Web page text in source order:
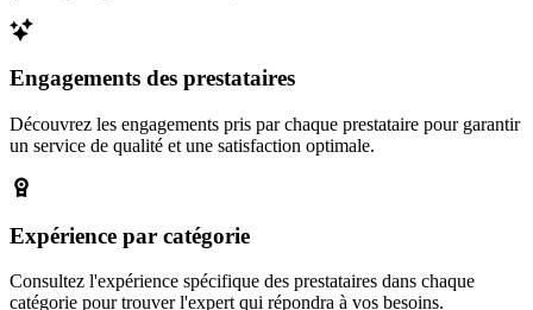
Engagements des prestataires
Découvrez les engagements pris par chaque prestataire pour garantir
un service de qualité et une satisfaction optimale.
Expérience par catégorie
Consultez l'expérience spécifique des prestataires dans chaque
catégorie pour trouver l'expert qui répondra à vos besoins.